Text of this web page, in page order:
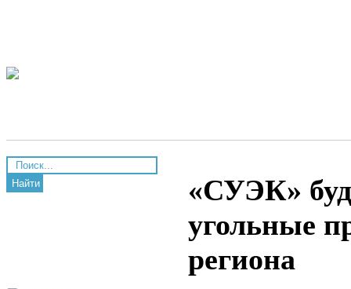
Найти
«СУЭК»
угольные
региона